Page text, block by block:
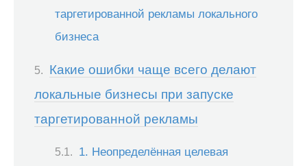
таргетированной рекламы локального
бизнеса
Какие ошибки чаще всего делают
локальные бизнесы при запуске
таргетированной рекламы
1. Неопределённая целевая